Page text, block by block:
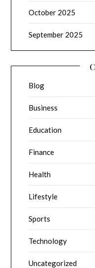
October 2025
September 2025
Blog
Business
Education
Finance
Health
Lifestyle
Sports
Technology
Uncategorized